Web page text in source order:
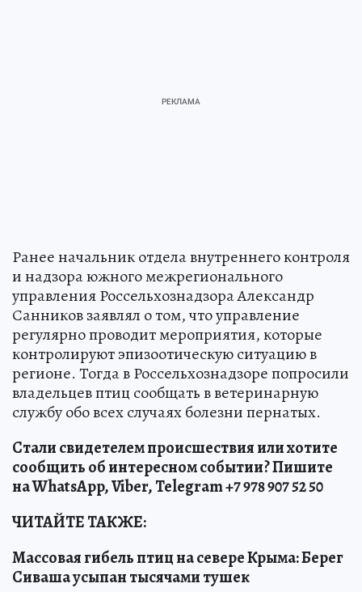
Ранее начальник отдела внутреннего контроля
и надзора южного межрегионального
управления Россельхознадзора Александр
Санников заявлял о том, что управление
регулярно проводит мероприятия, которые
контролируют эпизоотическую ситуацию в
регионе. Тогда в Россельхознадзоре попросили
владельцев птиц сообщать в ветеринарную
службу обо всех случаях болезни пернатых.
Стали свидетелем происшествия или хотите
сообщить об интересном событии? Пишите
на WhatsApp, Viber, Telegram +7 978 907 52 50
ЧИТАЙТЕ ТАКЖЕ:
Массовая гибель птиц на севере Крыма: Берег
Сиваша усыпан тысячами тушек